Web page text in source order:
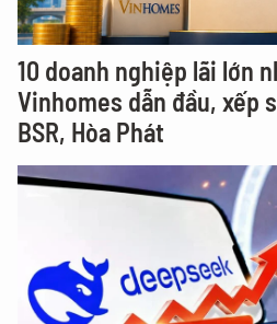
10 doanh nghiệp lãi lớn
Vinhomes dẫn đầu, xếp
BSR, Hòa Phát